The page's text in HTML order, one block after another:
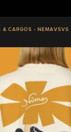
& CARGOS - NEMAVSVS